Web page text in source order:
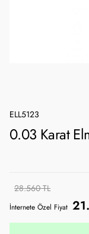
ELL5123
0.03 Karat
28.560 TL
İnternete Özel Fiyat